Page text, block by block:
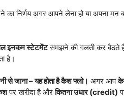
का निर्णय अगर आपने लेना हो या अपना मन
इनकम स्टेटमेंटसमझने की गलती कर बैठते
है।
से जाना – यह होता है कैश फ्लो। अगर आप
पर खरीदा है औरकितना उधार (credit)